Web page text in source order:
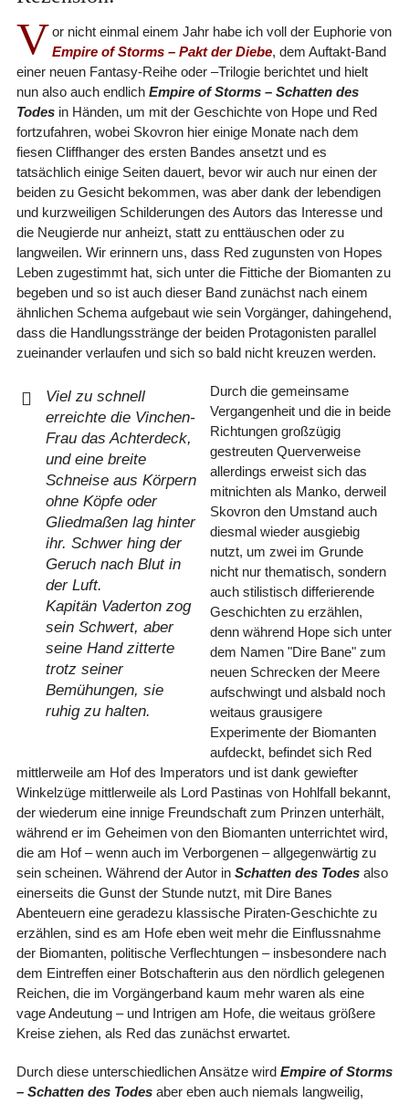
V or nicht einmal einem Jahr habe ich voll der Euphorie von
Empire of Storms – Pakt der Diebe, dem Auftakt-Band
einer neuen Fantasy-Reihe oder –Trilogie berichtet und hielt
nun also auch endlich Empire of Storms – Schatten des
Todesin Händen, um mit der Geschichte von Hope und Red
fortzufahren, wobei Skovron hier einige Monate nach dem
fiesen Cliffhanger des ersten Bandes ansetzt und es
tatsächlich einige Seiten dauert, bevor wir auch nur einen der
beiden zu Gesicht bekommen, was aber dank der lebendigen
und kurzweiligen Schilderungen des Autors das Interesse und
die Neugierde nur anheizt, statt zu enttäuschen oder zu
langweilen. Wir erinnern uns, dass Red zugunsten von Hopes
Leben zugestimmt hat, sich unter die Fittiche der Biomanten zu
begeben und so ist auch dieser Band zunächst nach einem
ähnlichen Schema aufgebaut wie sein Vorgänger, dahingehend,
dass die Handlungsstränge der beiden Protagonisten parallel
zueinander verlaufen und sich so bald nicht kreuzen werden.
Viel zu schnell
erreichte die Vinchen-
Frau das Achterdeck,
und eine breite
Schneise aus Körpern
ohne Köpfe oder
Gliedmaßen lag hinter
ihr. Schwer hing der
Geruch nach Blut in
der Luft.
Kapitän Vaderton zog
sein Schwert, aber
seine Hand zitterte
trotz seiner
Bemühungen, sie
ruhig zu halten.
Durch die gemeinsame
Vergangenheit und die in beide
Richtungen großzügig
gestreuten Querverweise
allerdings erweist sich das
mitnichten als Manko, derweil
Skovron den Umstand auch
diesmal wieder ausgiebig
nutzt, um zwei im Grunde
nicht nur thematisch, sondern
auch stilistisch differierende
Geschichten zu erzählen,
denn während Hope sich unter
dem Namen "Dire Bane" zum
neuen Schrecken der Meere
aufschwingt und alsbald noch
weitaus grausigere
Experimente der Biomanten
aufdeckt, befindet sich Red
mittlerweile am Hof des Imperators und ist dank gewiefter
Winkelzüge mittlerweile als Lord Pastinas von Hohlfall bekannt,
der wiederum eine innige Freundschaft zum Prinzen unterhält,
während er im Geheimen von den Biomanten unterrichtet wird,
die am Hof – wenn auch im Verborgenen – allgegenwärtig zu
sein scheinen. Während der Autor in Schatten des Todesalso
einerseits die Gunst der Stunde nutzt, mit Dire Banes
Abenteuern eine geradezu klassische Piraten-Geschichte zu
erzählen, sind es am Hofe eben weit mehr die Einflussnahme
der Biomanten, politische Verflechtungen – insbesondere nach
dem Eintreffen einer Botschafterin aus den nördlich gelegenen
Reichen, die im Vorgängerband kaum mehr waren als eine
vage Andeutung – und Intrigen am Hofe, die weitaus größere
Kreise ziehen, als Red das zunächst erwartet.
Durch diese unterschiedlichen Ansätze wird Empire of Storms
– Schatten des Todesaber eben auch niemals langweilig,